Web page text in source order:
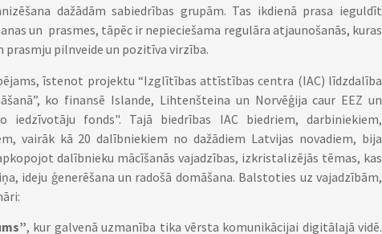
dažādām sabiedrības grupām. Tas ikdienā prasa ieguldīt
un prasmes, tāpēc ir nepieciešama regulāra atjaunošanās, kuras
prasmju pilnveide un pozitīva virzība.
īstenot projektu “Izglītības attīstības centra (IAC) līdzdalība
ko finansē Islande, Lihtenšteina un Norvēģijacaur EEZ un
iedzīvotāju fonds". Tajā biedrības IAC biedriem, darbiniekiem,
vairāk kā 20 dalībniekiem no dažādiem Latvijas novadiem, bija
dalībnieku mācīšanās vajadzības, izkristalizējās tēmas, kas
ideju ģenerēšana un radošā domāšana. Balstoties uz vajadzībām,
, kur galvenā uzmanība tika vērsta komunikācijai digitālajā vidē.